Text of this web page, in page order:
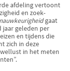
afdeling vertoont
en zoek­
gaat
jaar geleden per
en tijdens die
zich in deze
in het meten